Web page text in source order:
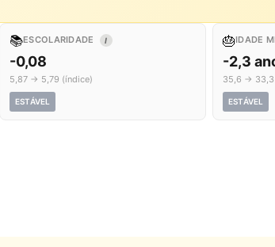
📚ESCOLARIDADE I
-0,08
5,87 → 5,79 (índice)
ESTÁVEL
🎂IDADE
-2,3
35,6 → 33,3
ESTÁVEL